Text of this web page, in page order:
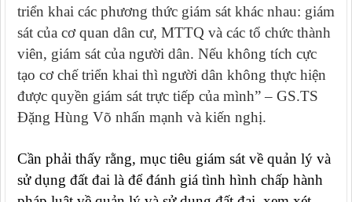
triển khai các phương thức giám sát khác nhau: giám
sát của cơ quan dân cư, MTTQ và các tổ chức thành
viên, giám sát của người dân. Nếu không tích cực
tạo cơ chế triển khai thì người dân không thực hiện
được quyền giám sát trực tiếp của mình” – GS.TS
Đặng Hùng Võ nhấn mạnh và kiến nghị.
Cần phải thấy rằng, mục tiêu giám sát về quản lý và
sử dụng đất đai là để đánh giá tình hình chấp hành